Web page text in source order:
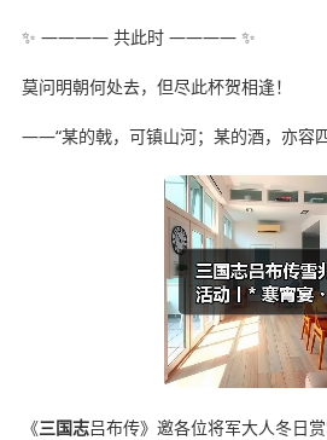
✨ ———— 共此时 ———— ✨
莫问明朝何处去，但尽此杯贺相逢！
——“某的戟，可镇山河；某的酒，亦容
《三国志吕布传》邀各位将军大人冬日